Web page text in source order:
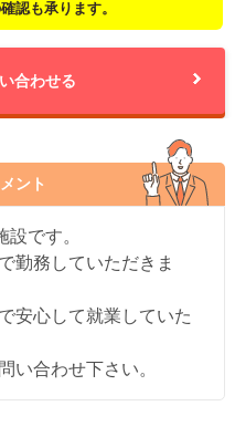
認も承ります。
合わせる
ント
です。
勤務していただきま
安心して就業していた
い合わせ下さい。